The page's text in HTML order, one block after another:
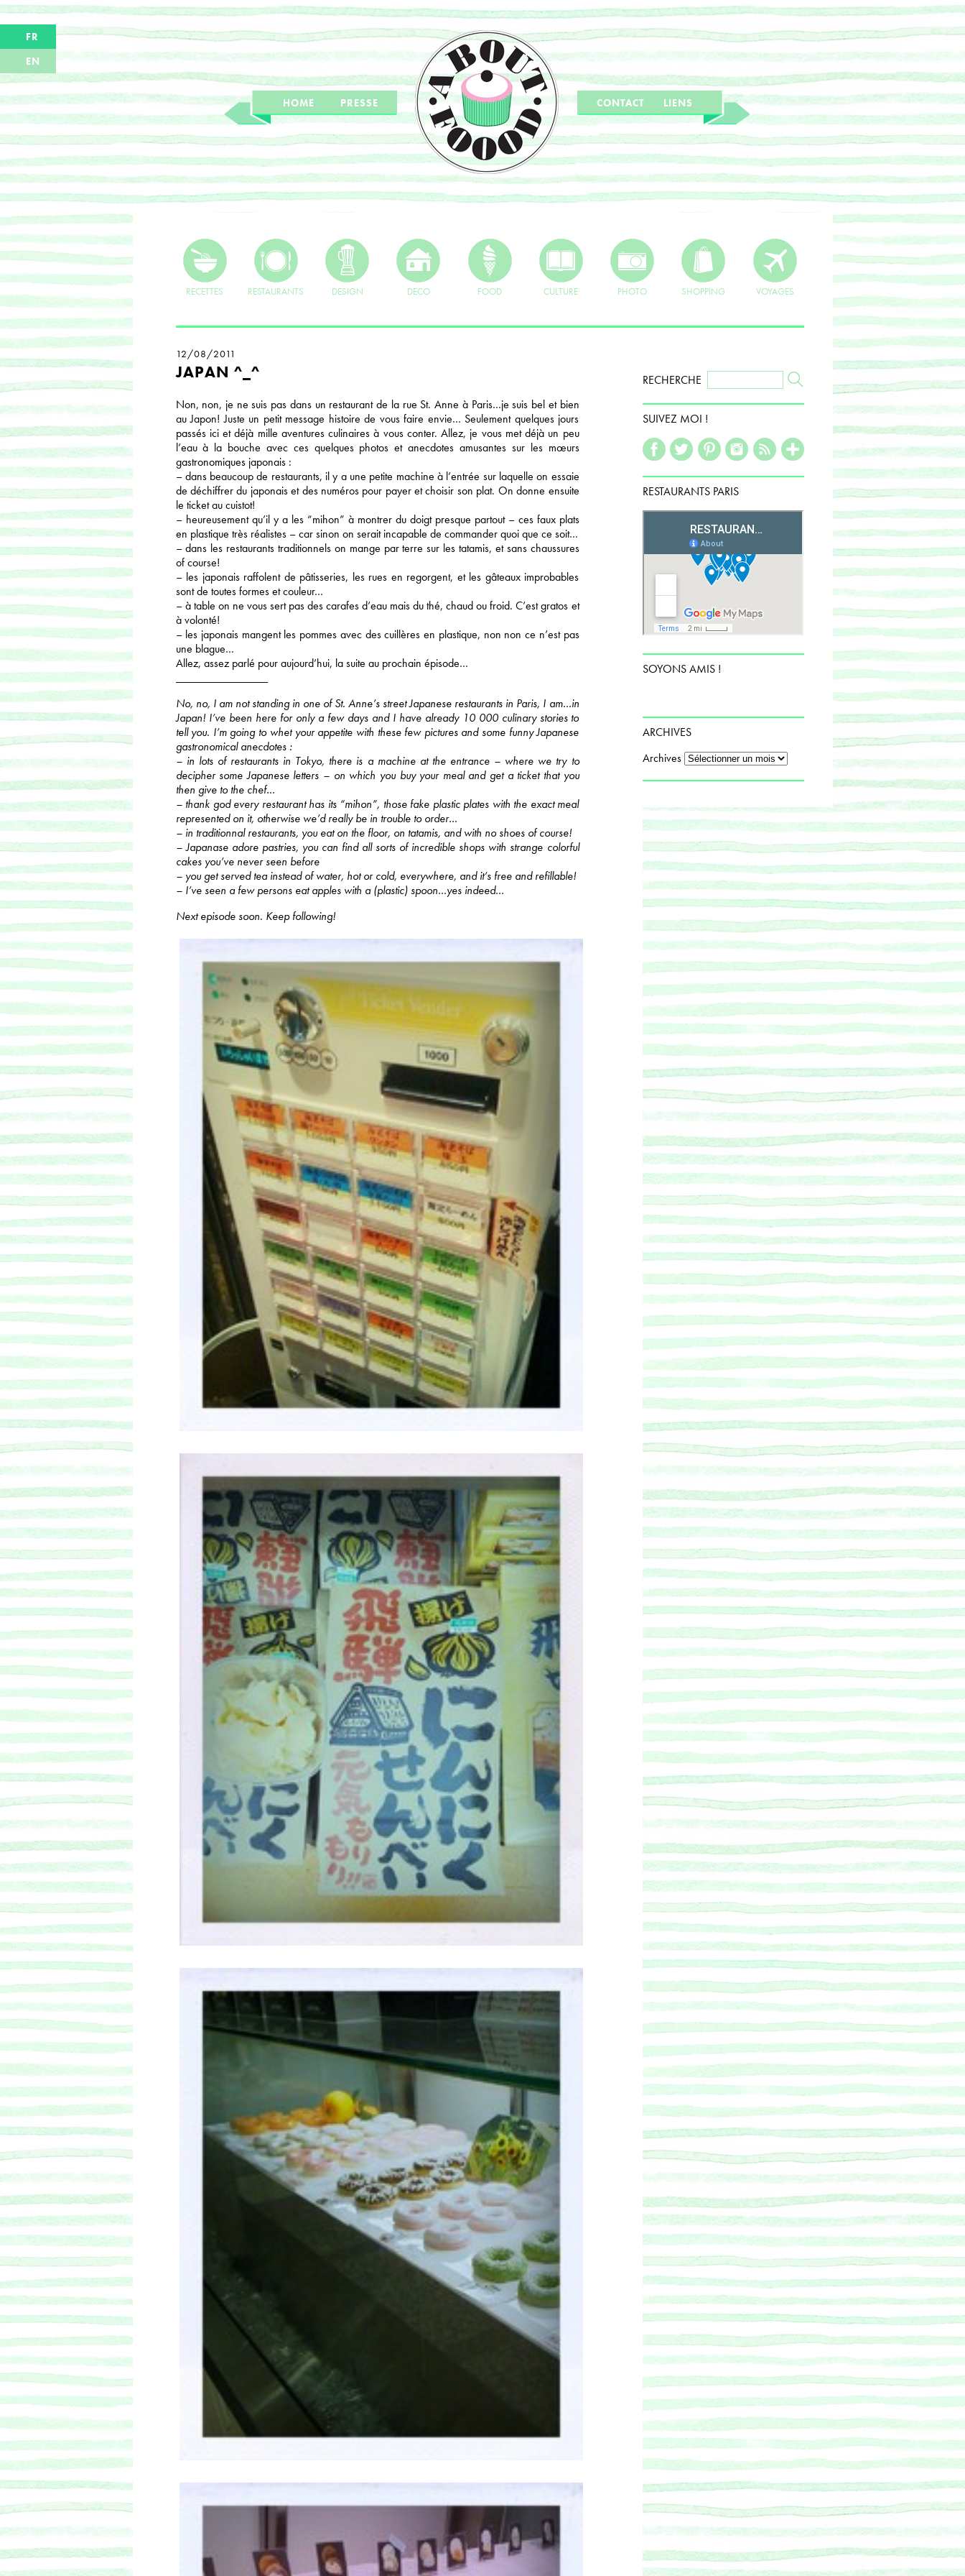
FR
EN
HOME PRESSE CONTACT LIENS
RECETTES RESTAURANTS DESIGN DECO FOOD CULTURE PHOTO SHOPPING VOYAGES
12/08/2011
JAPAN ^_^
Non, non, je ne suis pas dans un restaurant de la rue St. Anne à Paris…je suis bel et bien
au Japon! Juste un petit message histoire de vous faire envie… Seulement quelques jours
passés ici et déjà mille aventures culinaires à vous conter. Allez, je vous met déjà un peu
l’eau à la bouche avec ces quelques photos et anecdotes amusantes sur les mœurs
gastronomiques japonais :
– dans beaucoup de restaurants, il y a une petite machine à l’entrée sur laquelle on essaie
de déchiffrer du japonais et des numéros pour payer et choisir son plat. On donne ensuite
le ticket au cuistot!
– heureusement qu’il y a les “mihon” à montrer du doigt presque partout – ces faux plats
en plastique très réalistes – car sinon on serait incapable de commander quoi que ce soit…
– dans les restaurants traditionnels on mange par terre sur les tatamis, et sans chaussures
of course!
– les japonais raffolent de pâtisseries, les rues en regorgent, et les gâteaux improbables
sont de toutes formes et couleur…
– à table on ne vous sert pas des carafes d’eau mais du thé, chaud ou froid. C’est gratos et
à volonté!
– les japonais mangent les pommes avec des cuillères en plastique, non non ce n’est pas
une blague…
Allez, assez parlé pour aujourd’hui, la suite au prochain épisode…
No, no, I am not standing in one of St. Anne’s street Japanese restaurants in Paris, I am…in
Japan! I’ve been here for only a few days and I have already 10 000 culinary stories to
tell you. I’m going to whet your appetite with these few pictures and some funny Japanese
gastronomical anecdotes :
– in lots of restaurants in Tokyo, there is a machine at the entrance – where we try to
decipher some Japanese letters – on which you buy your meal and get a ticket that you
then give to the chef…
– thank god every restaurant has its “mihon”, those fake plastic plates with the exact meal
represented on it, otherwise we’d really be in trouble to order…
– in traditionnal restaurants, you eat on the floor, on tatamis, and with no shoes of course!
– Japanase adore pastries, you can find all sorts of incredible shops with strange colorful
cakes you’ve never seen before
– you get served tea instead of water, hot or cold, everywhere, and it’s free and refillable!
– I’ve seen a few persons eat apples with a (plastic) spoon…yes indeed…
Next episode soon. Keep following!
RECHERCHE
SUIVEZ MOI !
RESTAURANTS PARIS
SOYONS AMIS !
ARCHIVES
Archives